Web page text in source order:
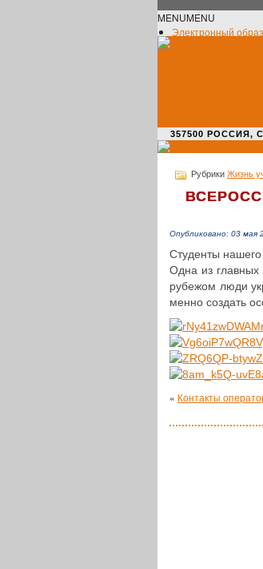
MENUMENU
Электронный
357500 РОССИЯ,
Рубрики Жизнь
Опубликовано: 03 мая
Сту­ден­ты
Одна из главных
рубежом люди
мен­но создать
« Контакты